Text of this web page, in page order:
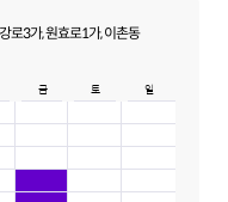
로3가, 원효로1가, 이촌동
금 토
일